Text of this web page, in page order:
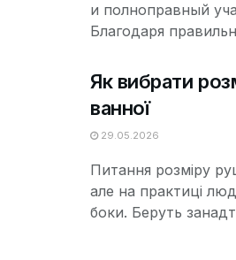
и полноправный
Благодаря
Як вибрати
ванної
29.05.2026
Питання розміру
але на практиці
боки. Беруть